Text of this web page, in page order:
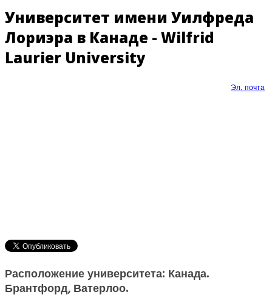
Университет имени Уилфреда
Лориэра в Канаде - Wilfrid
Laurier University
Эл. почта
Расположение университета: Канада.
Брантфорд, Ватерлоо.